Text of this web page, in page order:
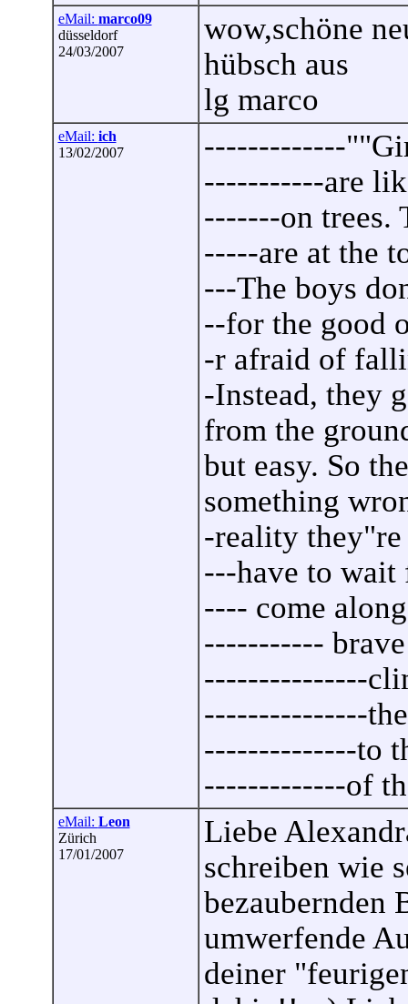
eMail: marco09
düsseldorf
24/03/2007
wow,schöne
hübsch aus
lg marco
eMail: ich
13/02/2007
-------------
-----------are
-------on trees.
-----are at the
---The boys
--for the good
-r afraid of
-Instead, they
from the
but easy. So
something
-reality
---have to
---- come
-----------
---------------
---------------
--------------to
-------------of
eMail: Leon
Zürich
17/01/2007
Liebe
schreiben wie
bezaubernden
umwerfende
deiner